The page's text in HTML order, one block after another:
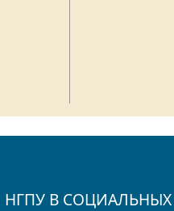
НГПУ В СОЦИАЛЬНЫХ